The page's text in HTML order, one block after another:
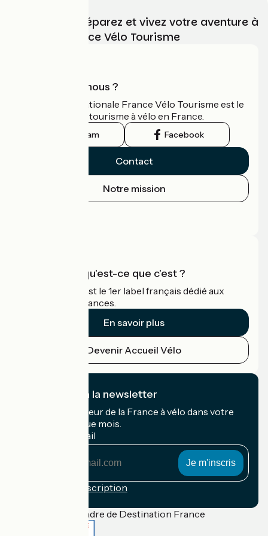
Choisissez, préparez et vivez votre aventure à
vélo avec France Vélo Tourisme
Qui sommes-nous ?
L'association nationale France Vélo Tourisme est le
guide officiel du tourisme à vélo en France.
Instagram Facebook
Contact
Notre mission
Accueil Vélo qu'est-ce que c'est ?
Accueil Vélo c'est le 1er label français dédié aux
cyclistes en vacances.
En savoir plus
Devenir Accueil Vélo
Je m'abonne à la newsletter
Recevez le meilleur de la France à vélo dans votre
boîte mail chaque mois.
Mon adresse mail
Conditions d'inscription
Financé dans le cadre de Destination France